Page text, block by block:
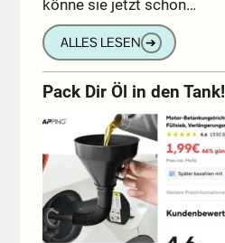
könne sie jetzt schon…
ALLES LESEN ➔
Pack Dir Öl in den Tank!